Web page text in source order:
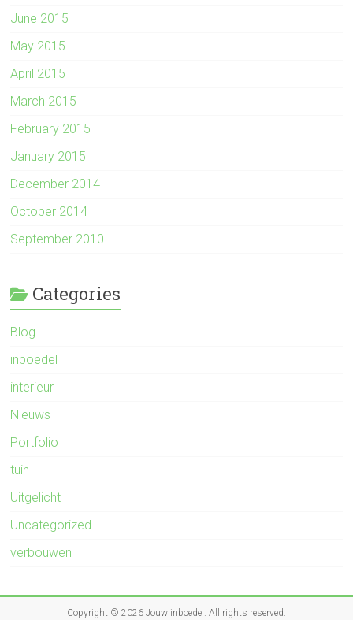
June 2015
May 2015
April 2015
March 2015
February 2015
January 2015
December 2014
October 2014
September 2010
Categories
Blog
inboedel
interieur
Nieuws
Portfolio
tuin
Uitgelicht
Uncategorized
verbouwen
Copyright © 2026 Jouw inboedel . All rights reserved.